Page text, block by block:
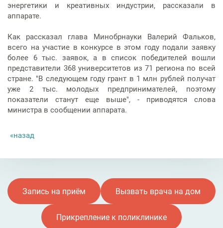
энергетики и креативных индустрии, рассказали в
аппарате.
Как рассказал глава Минобрнауки Валерий Фальков,
всего на участие в конкурсе в этом году подали заявку
более 6 тыс. заявок, а в список победителей вошли
представители 368 университетов из 71 региона по всей
стране. "В следующем году грант в 1 млн рублей получат
уже 2 тыс. молодых предпринимателей, поэтому
показатели станут еще выше", - приводятся слова
министра в сообщении аппарата.
назад
Запись на приём Вызвать врача на дом
Прикрепление к поликлинике